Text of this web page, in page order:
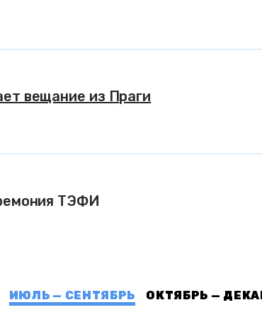
вещание из Праги
ТЭФИ
ИЮЛЬ — СЕНТЯБРЬ ОКТЯБРЬ —